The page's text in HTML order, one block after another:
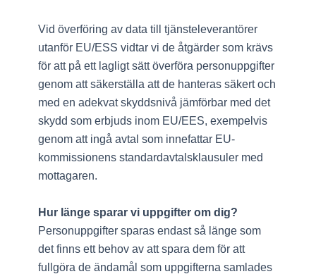
Vid överföring av data till tjänsteleverantörer
utanför EU/ESS vidtar vi de åtgärder som krävs
för att på ett lagligt sätt överföra personuppgifter
genom att säkerställa att de hanteras säkert och
med en adekvat skyddsnivå jämförbar med det
skydd som erbjuds inom EU/EES, exempelvis
genom att ingå avtal som innefattar EU‐
kommissionens standardavtalsklausuler med
mottagaren.
Hur länge sparar vi uppgifter om dig?
Personuppgifter sparas endast så länge som
det finns ett behov av att spara dem för att
fullgöra de ändamål som uppgifterna samlades